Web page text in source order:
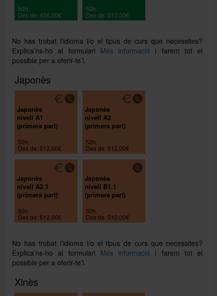
50h.
Des de: 456,00€
50h.
Des de: 512,00€
No has trobat l’idioma i/o el tipus de curs que necessites?
Explica’ns-ho al formulari Més informació i farem tot el
possible per a oferir-te’l.
Japonès
Japonès
nivell A1
(primera part)
50h.
Des de: 512,00€
Japonès
nivell A2
(primera part)
50h.
Des de: 512,00€
Japonès
nivell A2.1
(primera part)
50h.
Des de: 512,00€
Japonès
nivell B1.1
(primera part)
50h.
Des de: 512,00€
No has trobat l’idioma i/o el tipus de curs que necessites?
Explica’ns-ho al formulari Més informació i farem tot el
possible per a oferir-te’l.
Xinès